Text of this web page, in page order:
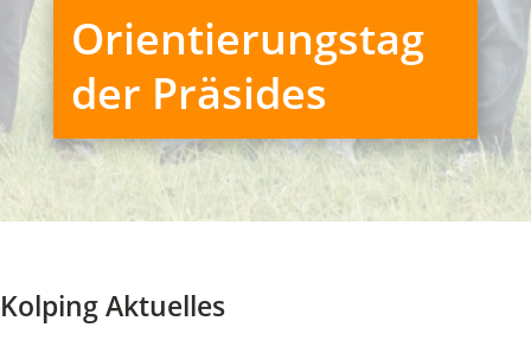
Orientierungstag
der Präsides
Kolping Aktuelles